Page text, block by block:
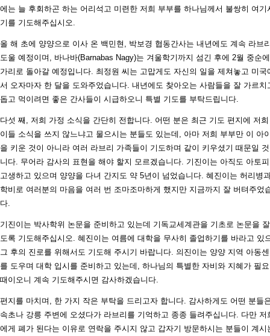
에는 늘 후회하곤 하는 어리석고 미련한 저희 부부를 하나님께서 불쌍히 여기
기를 기도해주십시오.
올 해 초에 양양으로 이사 온 백민현, 박보경 협동간사는 내년에도 계속 라브
도울 예정이며, 바나바(Barnabas Nagy)는 겨울학기까지 섬긴 후에 2월 중순
가리로 돌아갈 예정입니다. 최정원 씨는 고맙게도 자신의 일을 제쳐놓고 미국
서 오자마자 한 달을 도와주었습니다. 내년에도 찾아오는 사람들을 잘 가르치
돕고 먹이려면 좋은 간사들이 시급하오니 특별 기도를 부탁드립니다.
다섯 째, 저희 가정 소식을 간단히 전합니다. 어떤 분은 최근 기도 편지에 저
이들 소식을 쓰지 않느냐고 물으시는 분들도 있는데, 아마 저희 부부만 이 아
을 키운 것이 아니라 여러 라브리 가족들이 기도하며 같이 키우셨기 때문일
니다. 무어라 감사의 표현을 해야 할지 모르겠습니다. 기진이는 아직도 아토
고생하고 있으며 양양을 다녀 간지도 약 5년이 넘었습니다. 혜진이는 허리병
학비로 여러분의 마음을 여러 번 조마조마하게 했지만 지금까지 잘 버텨주었
다.
기진이는 박사학위 논문을 준비하고 있는데 기독교세계관을 기초로 논문을
도록 기도해주십시오. 혜진이는 여름에 대학을 무사히 졸업하기를 바라고 있
그 후의 진로를 위해서도 기도해 주시기 바랍니다. 의진이는 양양 지역 아동
를 도우며 대학 입시를 준비하고 있는데, 하나님의 특별한 자비와 지혜가 필
때이오니 계속 기도해주시면 감사하겠습니다.
편지를 마치며, 한 가지 작은 부탁을 드리고자 합니다. 감사하게도 어떤 분들
속초나 강릉 주변에 오셨다가 라브리를 기억하고 종종 들려주십니다. 다만 저
에게 폐가 된다는 이유로 연락을 주시지 않고 갑자기 방문하시는 분들이 계시